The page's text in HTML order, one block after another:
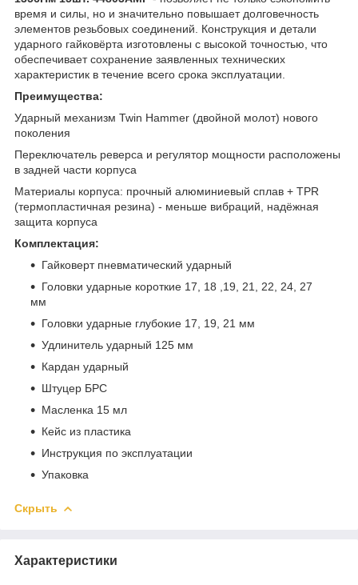
время и силы, но и значительно повышает долговечность
элементов резьбовых соединений. Конструкция и детали
ударного гайковёрта изготовлены с высокой точностью, что
обеспечивает сохранение заявленных технических
характеристик в течение всего срока эксплуатации.
Преимущества:
Ударный механизм Twin Hammer (двойной молот) нового
поколения
Переключатель реверса и регулятор мощности расположены
в задней части корпуса
Материалы корпуса: прочный алюминиевый сплав + TPR
(термопластичная резина) - меньше вибраций, надёжная
защита корпуса
Комплектация:
Гайковерт пневматический ударный
Головки ударные короткие 17, 18 ,19, 21, 22, 24, 27
мм
Головки ударные глубокие 17, 19, 21 мм
Удлинитель ударный 125 мм
Кардан ударный
Штуцер БРС
Масленка 15 мл
Кейс из пластика
Инструкция по эксплуатации
Упаковка
Скрыть
Характеристики